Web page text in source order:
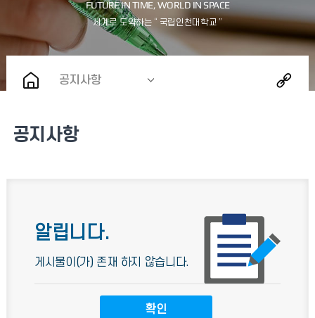
공지사항
공지사항
알립니다.
게시물이(가) 존재 하지 않습니다.